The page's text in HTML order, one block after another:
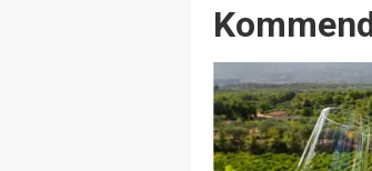
Events